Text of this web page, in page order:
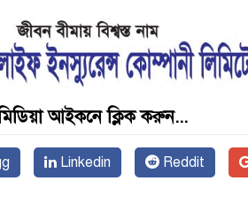
আইকনে ক্লিক করুন...
Linkedin Reddit